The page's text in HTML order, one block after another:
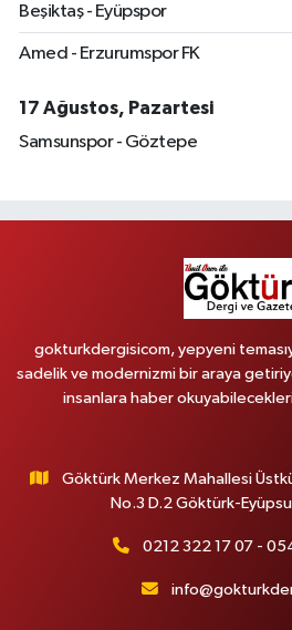
Beşiktaş - Eyüpspor
Amed - Erzurumspor FK
17 Ağustos, Pazartesi
Samsunspor - Göztepe
gokturkdergisicom, yepyeni
sadelik ve modernizmi bir araya
insanlara haber
Göktürk Merkez Mahallesi
No.3 D.2 Göktürk-
0212 322 17 07 -